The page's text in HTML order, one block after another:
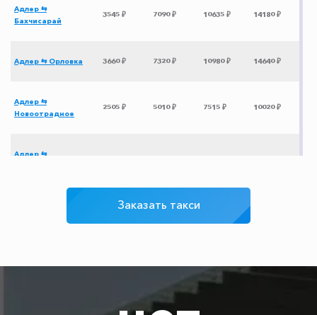
Адлер ⇆
Бахчисарай
3545 ₽ 7090 ₽ 10635 ₽ 14180 ₽
Адлер ⇆ Орловка 3660 ₽ 7320 ₽ 10980 ₽ 14640 ₽
Адлер ⇆
Новоотрадное
2505 ₽ 5010 ₽ 7515 ₽ 10020 ₽
Адлер ⇆
1915 ₽ 3830 ₽
1820 ₽ 3640 ₽ 5460 ₽ 7280 ₽
2055 ₽ 4110 ₽
Заказать такси